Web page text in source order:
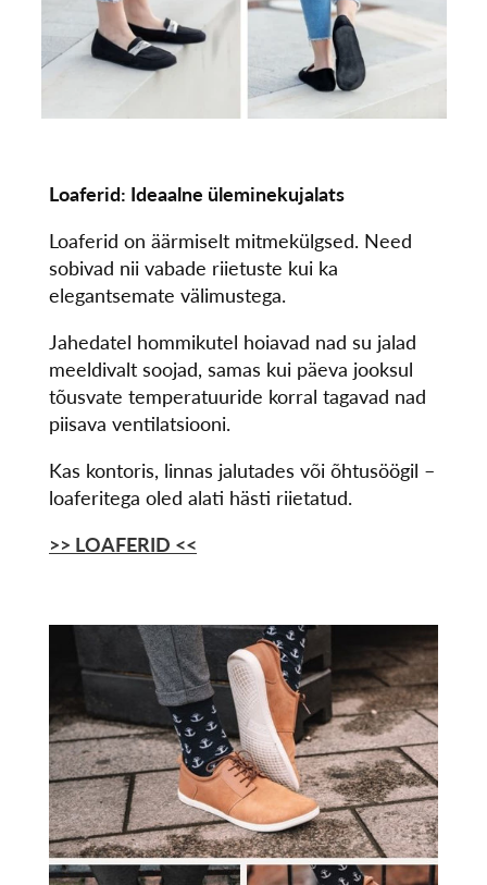
Loaferid: Ideaalne üleminekujalats
Loaferid on äärmiselt mitmekülgsed. Need
sobivad nii vabade riietuste kui ka
elegantsemate välimustega.
Jahedatel hommikutel hoiavad nad su jalad
meeldivalt soojad, samas kui päeva jooksul
tõusvate temperatuuride korral tagavad nad
piisava ventilatsiooni.
Kas kontoris, linnas jalutades või õhtusöögil –
loaferitega oled alati hästi riietatud.
>> LOAFERID <<